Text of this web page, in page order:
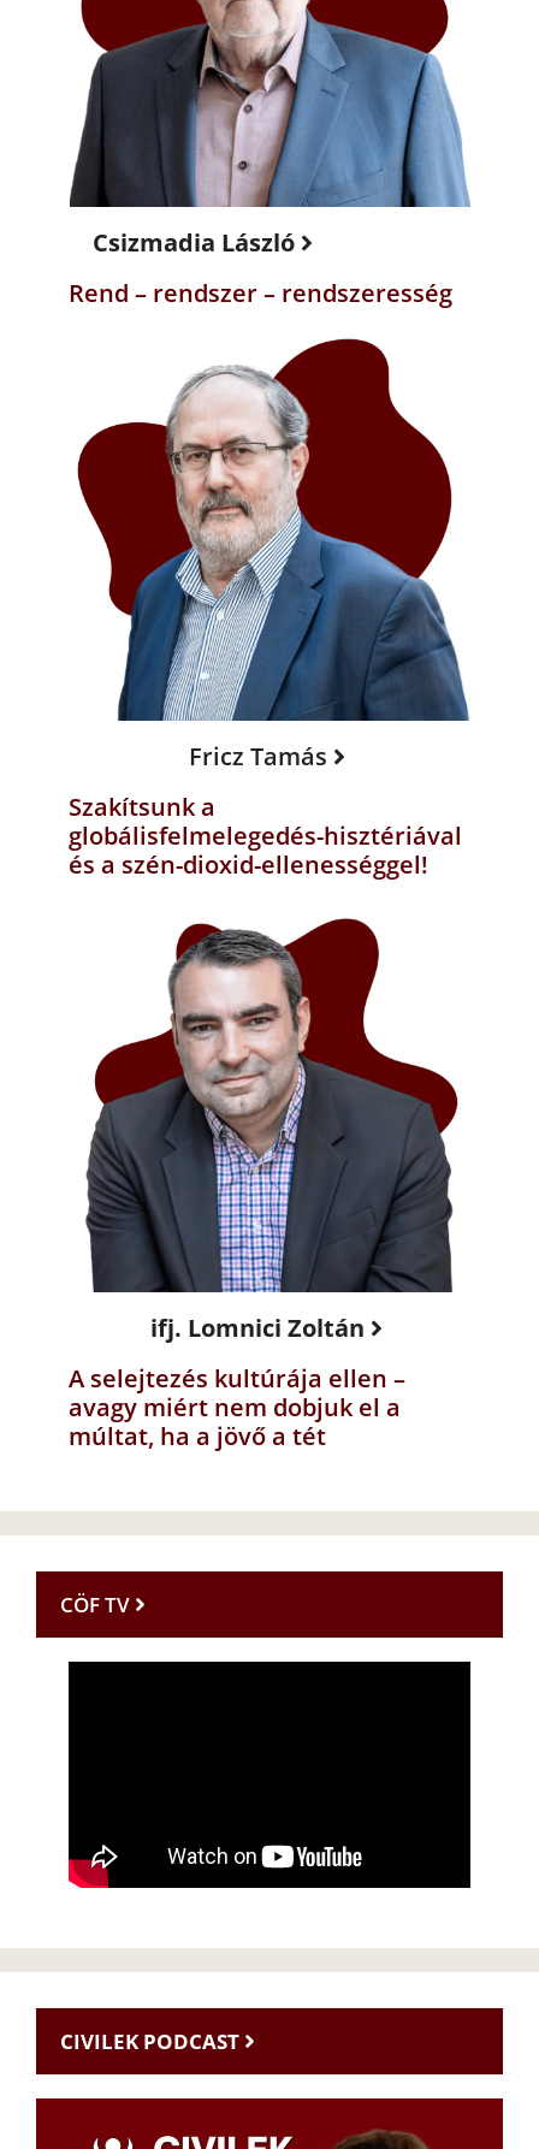
Csizmadia László
Rend – rendszer – rendszeresség
Fricz Tamás
Szakítsunk a
globálisfelmelegedés-hisztériával
és a szén-dioxid-ellenességgel!
ifj. Lomnici Zoltán
A selejtezés kultúrája ellen –
avagy miért nem dobjuk el a
múltat, ha a jövő a tét
CÖF TV
CIVILEK PODCAST